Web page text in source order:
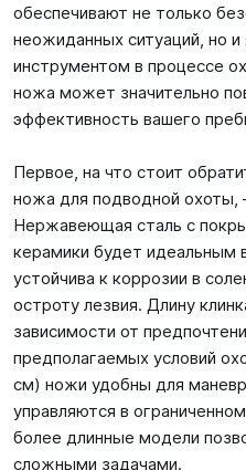
обеспечивают не только
неожиданных ситуаций, но
инструментом в процессе
ножа может значительно
эффективность вашего
Первое, на что стоит
ножа для подводной охоты,
Нержавеющая сталь с
керамики будет идеальным
устойчива к коррозии в
остроту лезвия. Длину
зависимости от
предполагаемых условий
см) ножи удобны для
управляются в
более длинные модели
сложными задачами.